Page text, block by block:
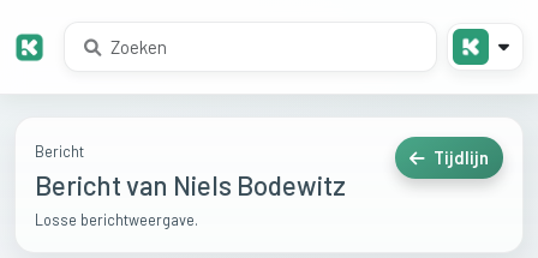
Bericht
Bericht van Niels Bodewitz
Losse berichtweergave.
Tijdlijn